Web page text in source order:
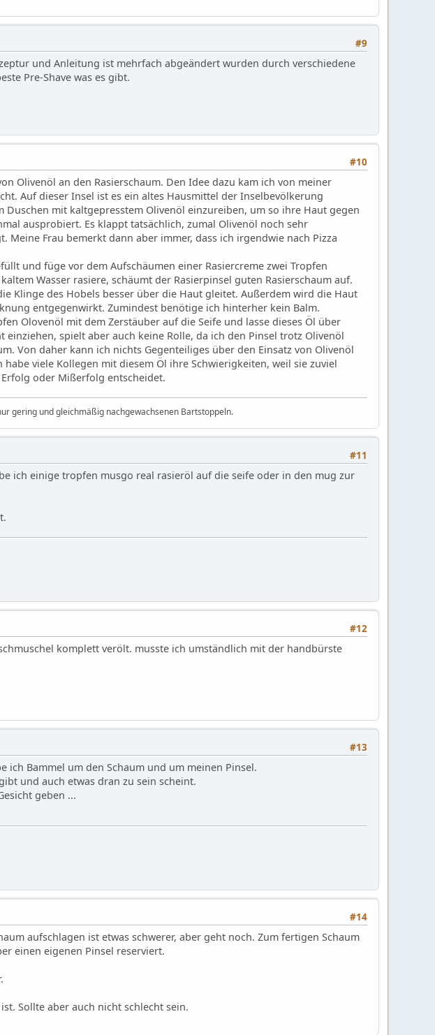
#9
und Anleitung ist mehrfach abgeändert wurden durch verschiedene
Pre-Shave was es gibt.
#10
Olivenöl an den Rasierschaum. Den Idee dazu kam ich von meiner
Auf dieser Insel ist es ein altes Hausmittel der Inselbevölkerung
mit kaltgepresstem Olivenöl einzureiben, um so ihre Haut gegen
ausprobiert. Es klappt tatsächlich, zumal Olivenöl noch sehr
Frau bemerkt dann aber immer, dass ich irgendwie nach Pizza
und füge vor dem Aufschäumen einer Rasiercreme zwei Tropfen
Wasser rasiere, schäumt der Rasierpinsel guten Rasierschaum auf.
Klinge des Hobels besser über die Haut gleitet. Außerdem wird die Haut
entgegenwirkt. Zumindest benötige ich hinterher kein Balm.
Olovenöl mit dem Zerstäuber auf die Seife und lasse dieses Öl über
spielt aber auch keine Rolle, da ich den Pinsel trotz Olivenöl
Von daher kann ich nichts Gegenteiliges über den Einsatz von Olivenöl
viele Kollegen mit diesem Öl ihre Schwierigkeiten, weil sie zuviel
oder Mißerfolg entscheidet.
gering und gleichmäßig nachgewachsenen Bartstoppeln.
#11
ich einige tropfen musgo real rasieröl auf die seife oder in den mug zur
#12
komplett verölt. musste ich umständlich mit der handbürste
#13
Bammel um den Schaum und um meinen Pinsel.
und auch etwas dran zu sein scheint.
geben ...
#14
aufschlagen ist etwas schwerer, aber geht noch. Zum fertigen Schaum
einen eigenen Pinsel reserviert.
Sollte aber auch nicht schlecht sein.